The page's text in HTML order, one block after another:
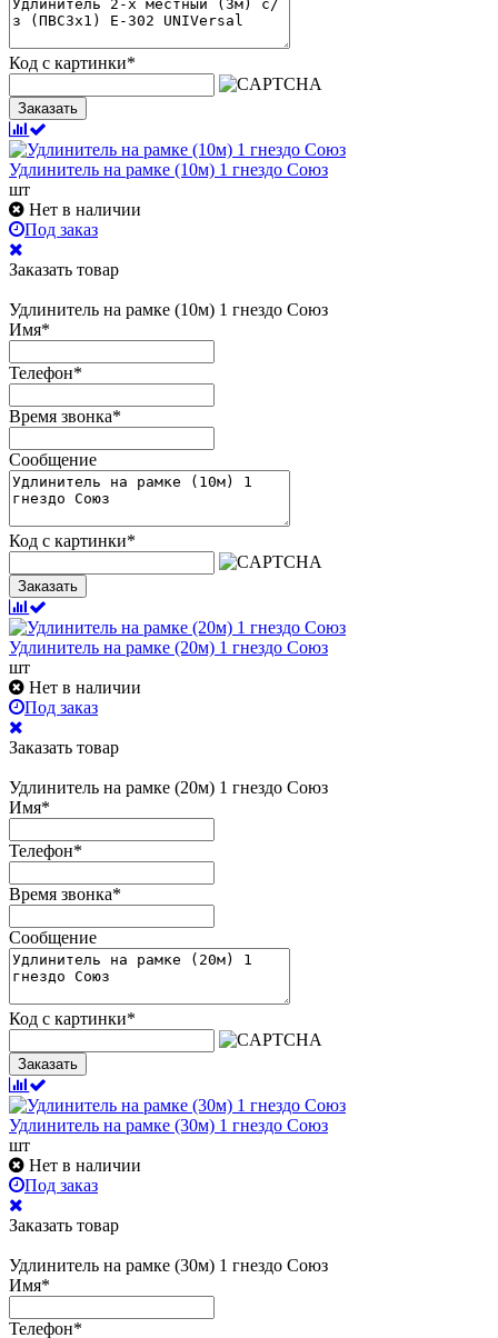
Код с картинки*
Заказать
Удлинитель на рамке (10м) 1 гнездо Союз
шт
Нет в наличии
Под заказ
Заказать товар
Удлинитель на рамке (10м) 1 гнездо Союз
Имя*
Телефон*
Время звонка*
Сообщение
Код с картинки*
Заказать
Удлинитель на рамке (20м) 1 гнездо Союз
шт
Нет в наличии
Под заказ
Заказать товар
Удлинитель на рамке (20м) 1 гнездо Союз
Имя*
Телефон*
Время звонка*
Сообщение
Код с картинки*
Заказать
Удлинитель на рамке (30м) 1 гнездо Союз
шт
Нет в наличии
Под заказ
Заказать товар
Удлинитель на рамке (30м) 1 гнездо Союз
Имя*
Телефон*